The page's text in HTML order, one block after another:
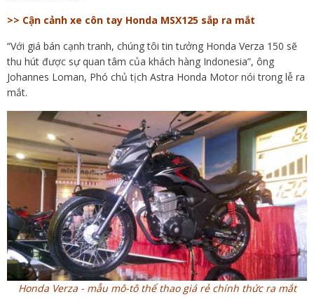
>> Cận cảnh xe côn tay Honda MSX125 sắp ra mắt
“Với giá bán cạnh tranh, chúng tôi tin tưởng Honda Verza 150 sẽ
thu hút được sự quan tâm của khách hàng Indonesia”, ông
Johannes Loman, Phó chủ tịch Astra Honda Motor nói trong lễ ra
mắt.
Honda Verza - mẫu mô-tô thể thao giá rẻ chính thức ra mắt